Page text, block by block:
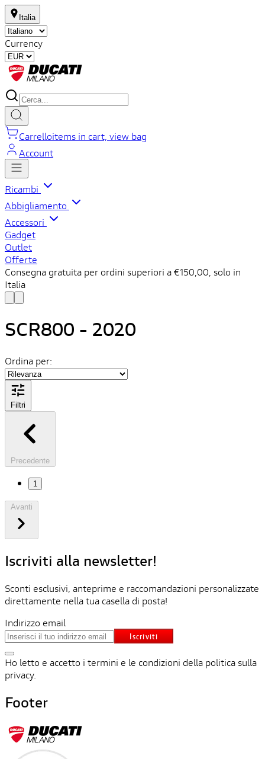
Italia
Currency
Carrelloitems in cart, view bag
Account
Ricambi
Abbigliamento
Accessori
Gadget
Outlet
Offerte
Consegna gratuita per ordini superiori a €150,00, solo in
Italia
SCR800 - 2020
Ordina per:
Filtri
Precedente
1
Iscriviti alla newsletter!
Sconti esclusivi, anteprime e raccomandazioni personalizzate
direttamente nella tua casella di posta!
Indirizzo email
Iscriviti
Ho letto e accetto i termini e le condizioni della politica sulla
privacy.
Footer